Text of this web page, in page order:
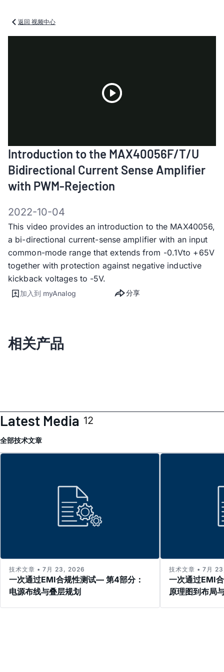
返回 视频中心
Video
Introduction to the MAX40056F/T/U
Bidirectional Current Sense Amplifier
with PWM-Rejection
2022-10-04
This video provides an introduction to the MAX40056,
a bi-directional current-sense amplifier with an input
common-mode range that extends from -0.1Vto +65V
together with protection against negative inductive
kickback voltages to -5V.
加入到 myAnalog 分享
相关产品
Latest Media 12
全部技术文章
一次通过EMI合规性测试— 第4部分：
电源布线与叠层规划
技术文章 • 7月 23, 2026
一次通过EMI
原理图到布局
技术文章 • 7月